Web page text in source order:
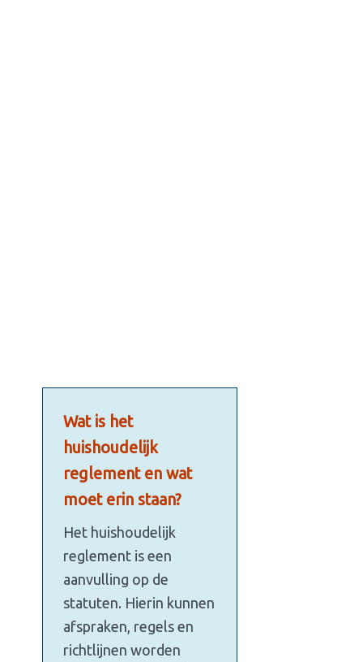
Wat is het
huishoudelijk
reglement en wat
moet erin staan?
Het huishoudelijk
reglement is een
aanvulling op de
statuten. Hierin kunnen
afspraken, regels en
richtlijnen worden